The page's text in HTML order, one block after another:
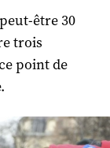
être 30
trois
point de